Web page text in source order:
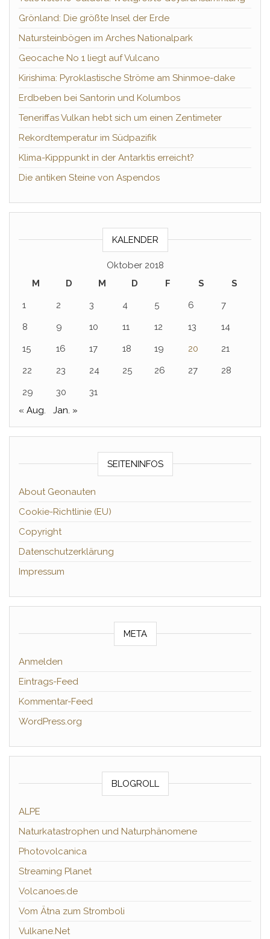
Grönland: Die größte Insel der Erde
Natursteinbögen im Arches Nationalpark
Geocache No 1 liegt auf Vulcano
Kirishima: Pyroklastische Ströme am Shinmoe-dake
Erdbeben bei Santorin und Kolumbos
Teneriffas Vulkan hebt sich um einen Zentimeter
Rekordtemperatur im Südpazifik
Klima-Kipppunkt in der Antarktis erreicht?
Die antiken Steine von Aspendos
KALENDER
Oktober 2018
M
D M D F S
S
1
2 3 4 5 6
7
8
9 10 11 12 13
14
15
16 17 18 19 20
21
22
23 24 25 26 27
28
29
30
31
« Aug.
Jan. »
SEITENINFOS
About Geonauten
Cookie-Richtlinie (EU)
Copyright
Datenschutzerklärung
Impressum
META
Anmelden
Eintrags-Feed
Kommentar-Feed
WordPress.org
BLOGROLL
ALPE
Naturkatastrophen und Naturphänomene
Photovolcanica
Streaming Planet
Volcanoes.de
Vom Ätna zum Stromboli
Vulkane.Net